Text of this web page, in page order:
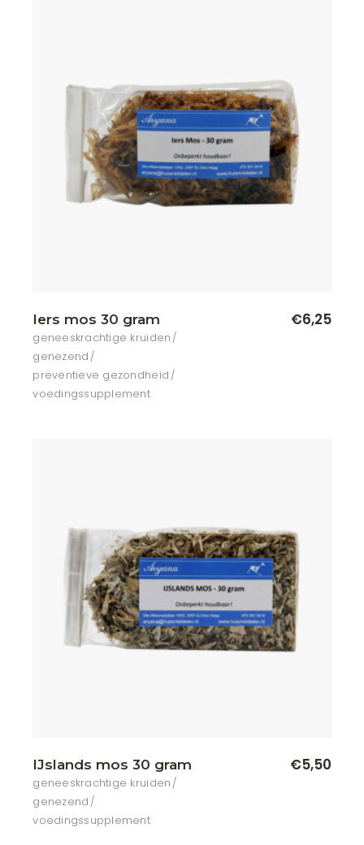
Iers mos 30 gram
geneeskrachtige kruiden
genezend
preventieve gezondheid
voedingssupplement
€6,25
IJslands mos 30 gram
geneeskrachtige kruiden
genezend
voedingssupplement
€5,50